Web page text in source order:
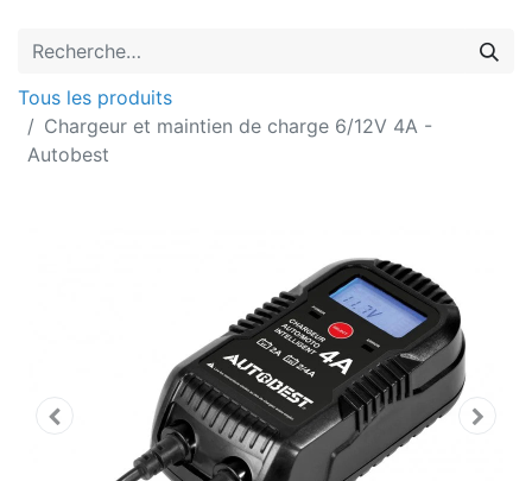
Tous les produits
Chargeur et maintien de charge 6/12V 4A -
Autobest